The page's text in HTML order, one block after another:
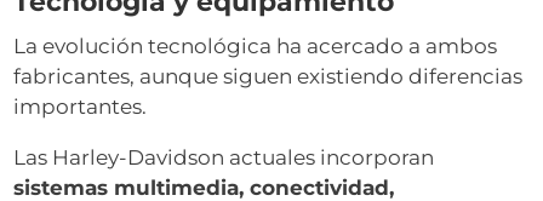
La evolución tecnológica ha acercado a ambos
fabricantes, aunque siguen existiendo diferencias
importantes.
Las Harley-Davidson actuales incorporan
sistemas multimedia, conectividad,